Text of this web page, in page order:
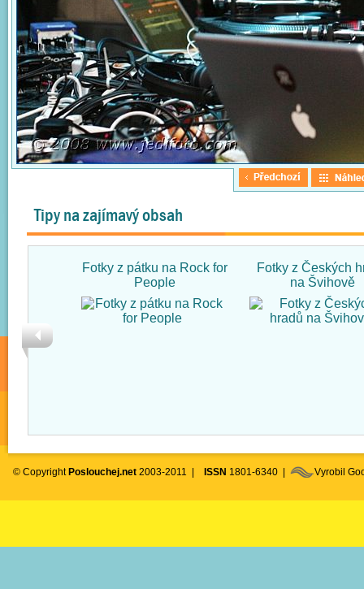
Tipy na zajímavý obsah
Fotky z pátku na Rock for
People
Fotky z Českých
na Švihově
© Copyright Poslouchej.net 2003-2011 | ISSN 1801-6340 | Vyrobil